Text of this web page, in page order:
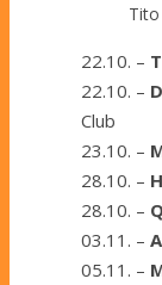
22.10. –
22.10. –
Club
23.10. –
28.10. –
28.10. –
03.11. –
05.11. –